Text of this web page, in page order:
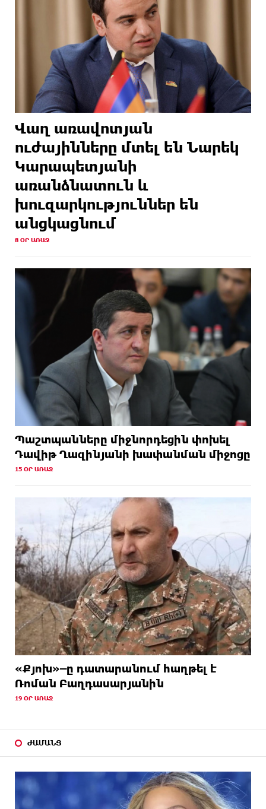
Վաղ առավոտյան
ուժայինները մտել են Նարեկ
Կարապետյանի
առանձնատուն և
խուզարկություններ են
անցկացնում
8 ՕՐ ԱՌԱՋ
Պաշտպանները միջնորդեցին փոխել
Դավիթ Ղազինյանի խափանման միջոցը
15 ՕՐ ԱՌԱՋ
«Քյոխ»–ը դատարանում հաղթել է
Ռոման Բաղդասարյանին
19 ՕՐ ԱՌԱՋ
ԺԱՄԱՆՑ